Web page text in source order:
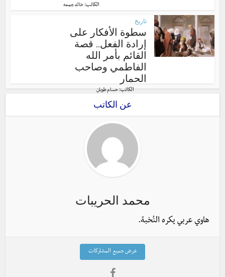
الكاتب:خالد جمعه
تاريخ
سطوة الأفكار على
إرادة الفعل.. قصة
القائم بأمر الله
الفاطمي وصاحب
الحمار
الكاتب:حسام طوبان
عن الكاتب
محمد الحريبات
هاوي عربي يكره النُخبة.
عرض جميع المشاركات